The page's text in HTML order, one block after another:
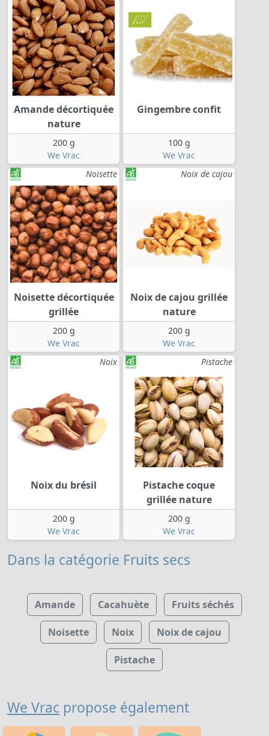
Amande décortiquée
nature
200 g
We Vrac
Gingembre confit
100 g
We Vrac
Noisette
Noisette décortiquée
grillée
200 g
We Vrac
Noix de cajou
Noix de cajou grillée
nature
200 g
We Vrac
Noix
Noix du brésil
200 g
We Vrac
Pistache
Pistache coque
grillée nature
200 g
We Vrac
Dans la catégorie Fruits secs
Amande Cacahuète Fruits séchés
Noisette Noix Noix de cajou
Pistache
We Vrac propose également